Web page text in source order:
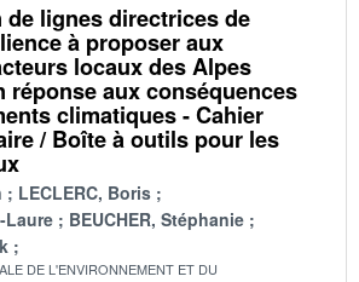
lignes directrices de
à proposer aux
locaux des Alpes
réponse aux conséquences
climatiques - Cahier
/ Boîte à outils pour les
LECLERC, Boris
Laure
BEUCHER, Stéphanie
DE L'ENVIRONNEMENT ET DU